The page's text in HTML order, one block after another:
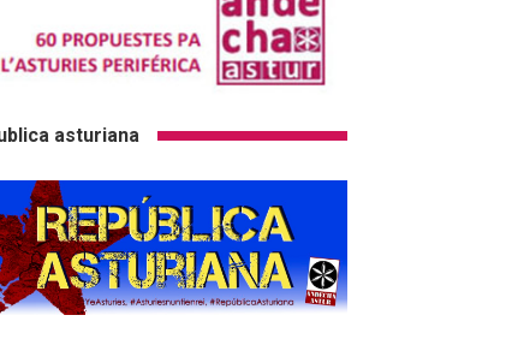
asturiana